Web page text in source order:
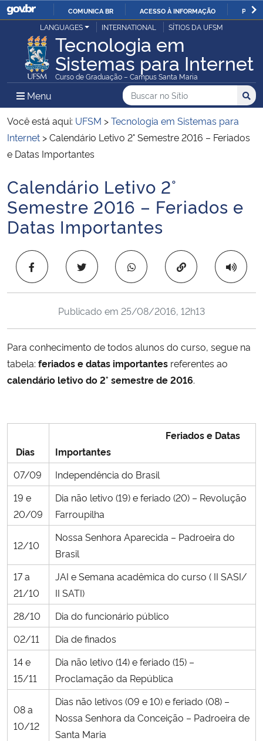
IR
PARA
O
CONTEÚDO
COMUNICA BR ACESSO À INFORMAÇÃO
Ministério da Justiça e Segurança Pública
Ministério da Defesa
Ministério das Relações Exteriores
Ministério da Economia
Ministério da Infraestrutura
Ministério da Agricultura, Pecuária e Abastecimento
Ministério da Cidadania
Ministério da Ciência, Tecnologia, Inovações e Comunicações
Ministério do Desenvolvimento Regional
Ministério da Mulher, da Família e dos Direitos Humanos
Secretaria-Geral
Gabinete de Segurança Institucional
Advocacia-Geral da União
Banco Central do Brasil
Planalto
LANGUAGES INTERNATIONAL SÍTIOS DA UFSM
Tecnologia em
Sistemas para Internet
Curso de Graduação – Campus Santa Maria
Menu Menu Principal do Sítio
Busca
Buscar no no Sítio
Busca:
Você está aqui: UFSM >Tecnologia em Sistemas para
Internet >Calendário Letivo 2° Semestre 2016 – Feriados
e Datas Importantes
Início do conteúdo
Calendário Letivo 2°
Semestre 2016 – Feriados e
Datas Importantes
Copiar para área
Publicado em 25/08/2016, 12h13
Para conhecimento de todos alunos do curso, segue na
tabela: feriados e datas importantes referentes ao
calendário letivo do 2° semestre de 2016.
Dias
Feriados e Datas
Importantes
07/09
Independência do Brasil
19 e
20/09
Dia não letivo (19) e feriado (20) – Revolução
Farroupilha
12/10
Nossa Senhora Aparecida – Padroeira do
Brasil
17 a
21/10
JAI e Semana acadêmica do curso ( II SASI/
II SATI)
28/10
Dia do funcionário público
02/11
Dia de finados
14 e
15/11
Dia não letivo (14) e feriado (15) –
Proclamação da República
08 a
10/12
Dias não letivos (09 e 10) e feriado (08) –
Nossa Senhora da Conceição – Padroeira de
Santa Maria